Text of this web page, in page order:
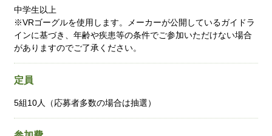
中学生以上
※VRゴーグルを使用します。メーカーが公開しているガイドラ
インに基づき、年齢や疾患等の条件でご参加いただけない場合
がありますのでご了承ください。
定員
5組10人（応募者多数の場合は抽選）